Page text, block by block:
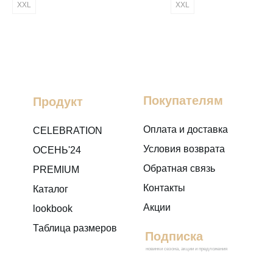
XXL XXL
Продукт
CELEBRATION
ОСЕНЬ'24
PREMIUM
Каталог
lookbook
Таблица размеров
Покупателям
Оплата и доставка
Условия возврата
Обратная связь
Контакты
Акции
Подписка
новинки сезона, акции и предложения